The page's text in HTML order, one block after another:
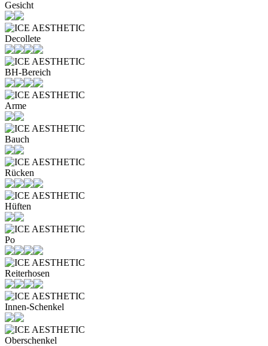
Gesicht
Decollete
BH-Bereich
Arme
Bauch
Rücken
Hüften
Po
Reiterhosen
Innen-Schenkel
Oberschenkel